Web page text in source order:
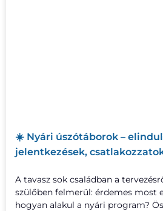
☀️ Nyári úszótáborok –
jelentkezések,
A tavasz sok családban a
szülőben felmerül: érdemes most
hogyan alakul a nyári program?